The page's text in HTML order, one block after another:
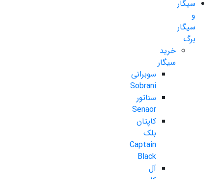
سیگار
و
سیگار
برگ
خرید
سیگار
سوبرانی
Sobrani
سناتور
Senaor
کاپتان
بلک
Captain
Black
آل